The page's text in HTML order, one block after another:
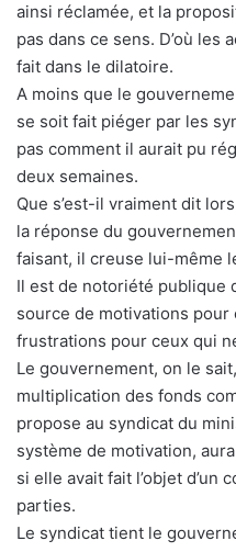
ainsi réclamée, et la
pas dans ce sens. D’où les
fait dans le dilatoire.
A moins que le
se soit fait piéger par les
pas comment il aurait pu
deux semaines.
Que s’est-il vraiment dit
la réponse du
faisant, il creuse lui-même
Il est de notoriété publique
source de motivations pour
frustrations pour ceux qui
Le gouvernement, on le
multiplication des fonds
propose au syndicat du
système de motivation,
si elle avait fait l’objet d’un
parties.
Le syndicat tient le